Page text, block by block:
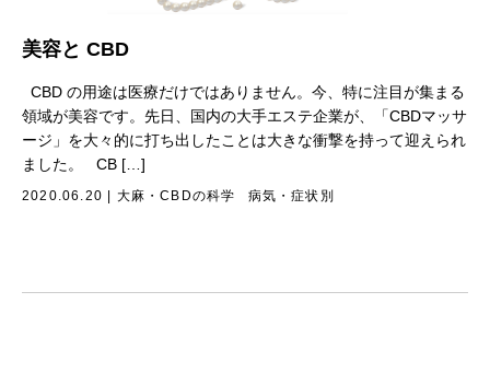
美容と CBD
CBD の用途は医療だけではありません。今、特に注目が集まる
領域が美容です。先日、国内の大手エステ企業が、「CBDマッサ
ージ」を大々的に打ち出したことは大きな衝撃を持って迎えられ
ました。 CB […]
2020.06.20 大麻・CBDの科学 病気・症状別